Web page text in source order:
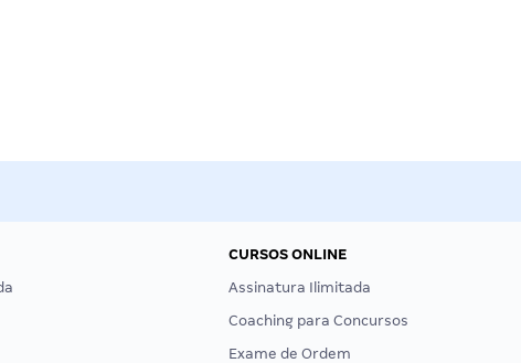
CURSOS ONLINE
Assinatura Ilimitada
Coaching para Concursos
Exame de Ordem